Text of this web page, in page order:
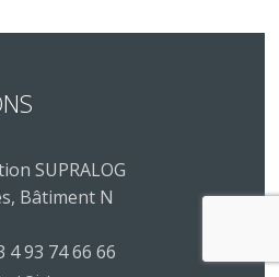
SUPRALOG
Bâtiment N
4 93 74 66 66